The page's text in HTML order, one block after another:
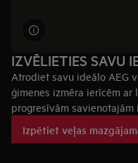
IZVĒLIETIES SAVU
Atrodiet savu ideālo AEG
ģimenes izmēra ierīcēm
progresīvām savienotajām
Izpētiet veļas